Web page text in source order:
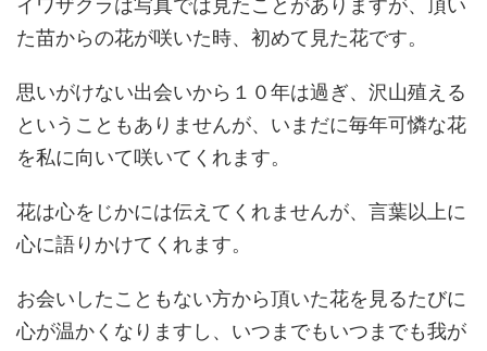
イワザクラは写真では見たことがありますが、頂い
た苗からの花が咲いた時、初めて見た花です。
思いがけない出会いから１０年は過ぎ、沢山殖える
ということもありませんが、いまだに毎年可憐な花
を私に向いて咲いてくれます。
花は心をじかには伝えてくれませんが、言葉以上に
心に語りかけてくれます。
お会いしたこともない方から頂いた花を見るたびに
心が温かくなりますし、いつまでもいつまでも我が